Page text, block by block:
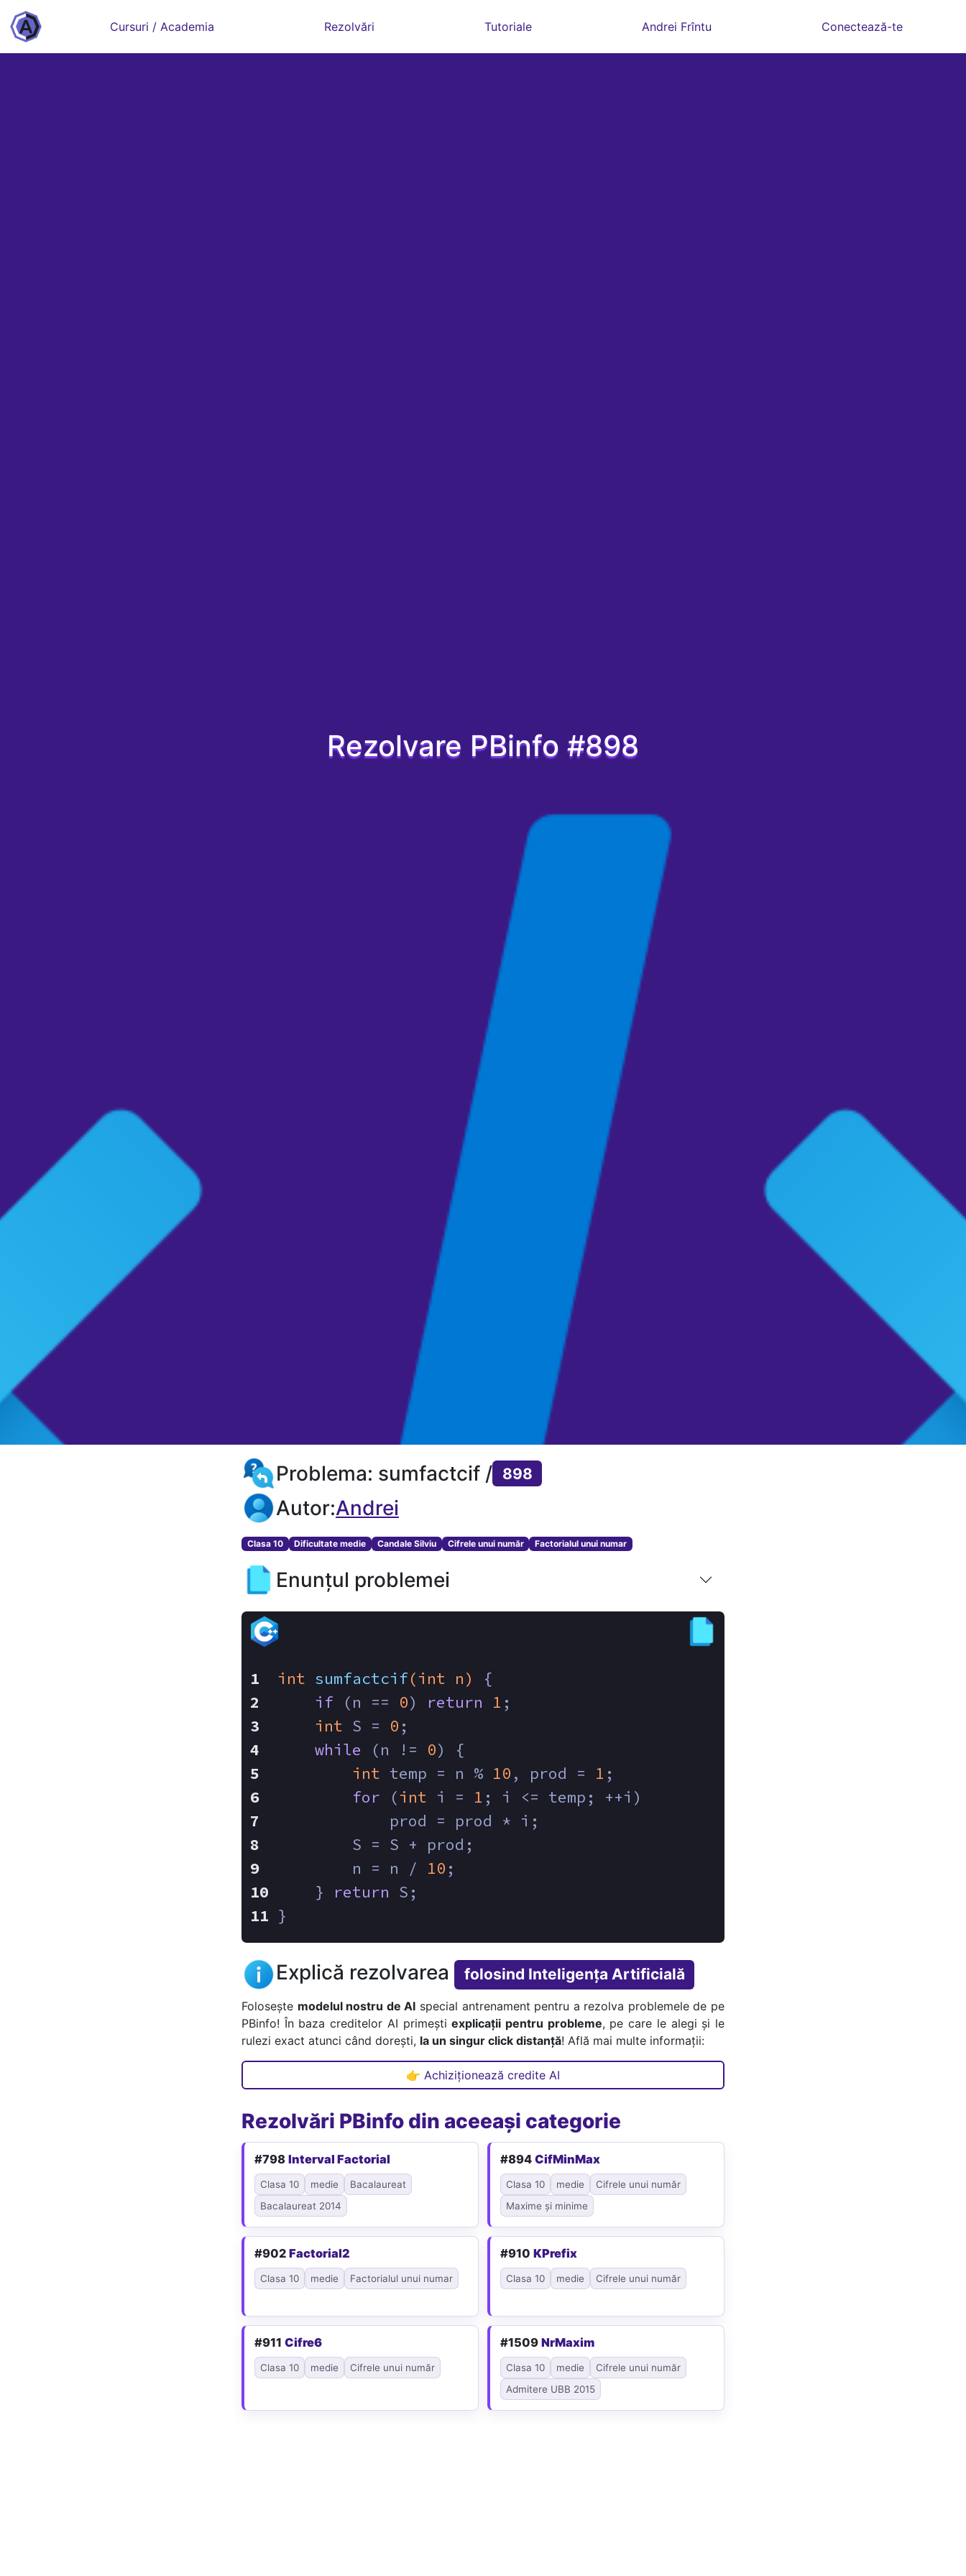
Cursuri / Academia Rezolvări Tutoriale Andrei Frîntu Conectează-te
Rezolvare PBinfo #898
Problema: sumfactcif / 898
Autor:Andrei
Clasa 10 Dificultate medie Candale Silviu Cifrele unui număr Factorialul unui numar
Enunțul problemei
int sumfactcif(int n)
{
if (n == 0) return 1 ;
int S = 0 ;
while (n != 0) {
int temp = n % 10 , prod = 1 ;
for (int i = 1 ; i <= temp; ++i)
            prod = prod * i;
        S = S + prod;
        n = n /
10 ;
    }
return S;
}
Explică rezolvarea folosind Inteligența Artificială
Folosește modelul nostru de AI special antrenament pentru a rezolva problemele de pe
PBinfo! În baza creditelor AI primeștiexplicații pentru probleme, pe care le alegi și le
rulezi exact atunci când dorești, la un singur click distanță! Află mai multe informații:
👉 Achiziționează credite AI
Rezolvări PBinfo din aceeași categorie
#798 Interval Factorial
Clasa 10 medie
Bacalaureat
Bacalaureat 2014
#894 CifMinMax
Clasa 10 medie
Cifrele unui număr
Maxime și minime
#902 Factorial2
Clasa 10 medie Factorialul unui numar
#910 KPrefix
Clasa 10 medie Cifrele unui număr
#911 Cifre6
Clasa 10 medie Cifrele unui număr
#1509 NrMaxim
Clasa 10 medie
Cifrele unui număr
Admitere UBB 2015